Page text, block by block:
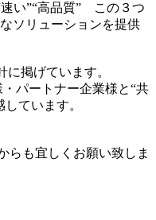
い”“高品質” この３つ
ソリューションを提供
に掲げています。
パートナー企業様と“共
ています。
らも宜しくお願い致しま